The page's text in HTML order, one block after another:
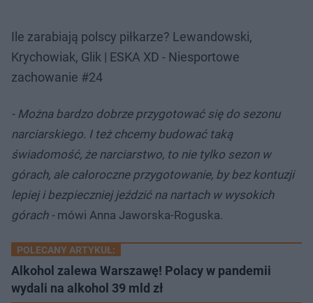
Ile zarabiają polscy piłkarze? Lewandowski,
Krychowiak, Glik | ESKA XD - Niesportowe
zachowanie #24
- Można bardzo dobrze przygotować się do sezonu
narciarskiego. I też chcemy budować taką
świadomość, że narciarstwo, to nie tylko sezon w
górach, ale całoroczne przygotowanie, by bez kontuzji
lepiej i bezpieczniej jeździć na nartach w wysokich
górach - mówi Anna Jaworska-Roguska.
POLECANY ARTYKUŁ:
Alkohol zalewa Warszawę! Polacy w pandemii
wydali na alkohol 39 mld zł